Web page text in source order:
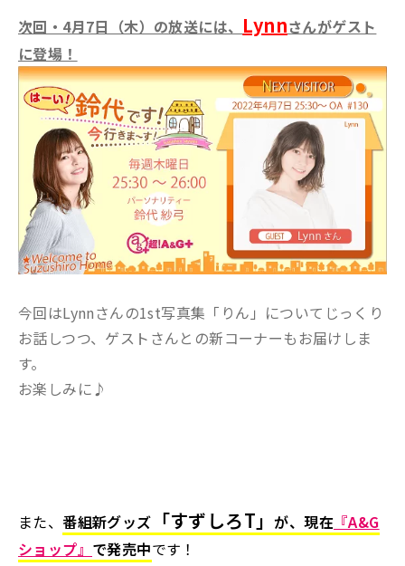
次回・4月7日（木）の放送には、 Lynnさんがゲスト
に登場！
今回はLynnさんの1st写真集「りん」についてじっくり
お話しつつ、ゲストさんとの新コーナーもお届けしま
す。
お楽しみに♪
また、番組新グッズ 「すずしろT」が、現在 『A&G
ショップ』 で発売中です！